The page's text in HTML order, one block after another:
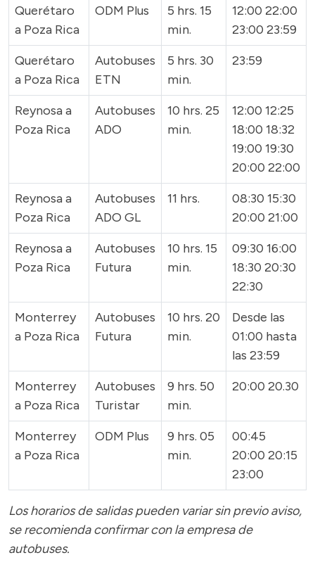
Querétaro
a Poza Rica
ODM Plus
5 hrs. 15
min.
12:00 22:00
23:00 23:59
Querétaro
a Poza Rica
Autobuses
ETN
5 hrs. 30
min.
23:59
Reynosa a
Poza Rica
Autobuses
ADO
10 hrs. 25
min.
12:00 12:25
18:00 18:32
19:00 19:30
20:00 22:00
Reynosa a
Poza Rica
Autobuses
ADO GL
11 hrs.
08:30 15:30
20:00 21:00
Reynosa a
Poza Rica
Autobuses
Futura
10 hrs. 15
min.
09:30 16:00
18:30 20:30
22:30
Monterrey
a Poza Rica
Autobuses
Futura
10 hrs. 20
min.
Desde las
01:00 hasta
las 23:59
Monterrey
a Poza Rica
Autobuses
Turistar
9 hrs. 50
min.
20:00 20.30
Monterrey
a Poza Rica
ODM Plus
9 hrs. 05
min.
00:45
20:00 20:15
23:00
Los horarios de salidas pueden variar sin previo aviso,
se recomienda confirmar con la empresa de
autobuses.